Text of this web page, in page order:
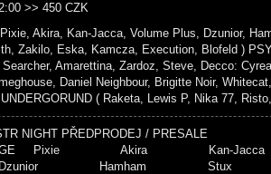
>> 450 CZK
Akira, Kan-Jacca, Volume Plus, Dzunior,
Zakilo, Eska, Kamcza, Execution, Blofeld )
Amarettina, Zardoz, Steve, Decco:
Daniel Neighbour, Brigitte Noir, Whitecat,
( Raketa, Lewis P, Nika 77,
NIGHT PŘEDPRODEJ / PRESALE
STAGE Pixie Akira Kan-
Dzunior Hamham